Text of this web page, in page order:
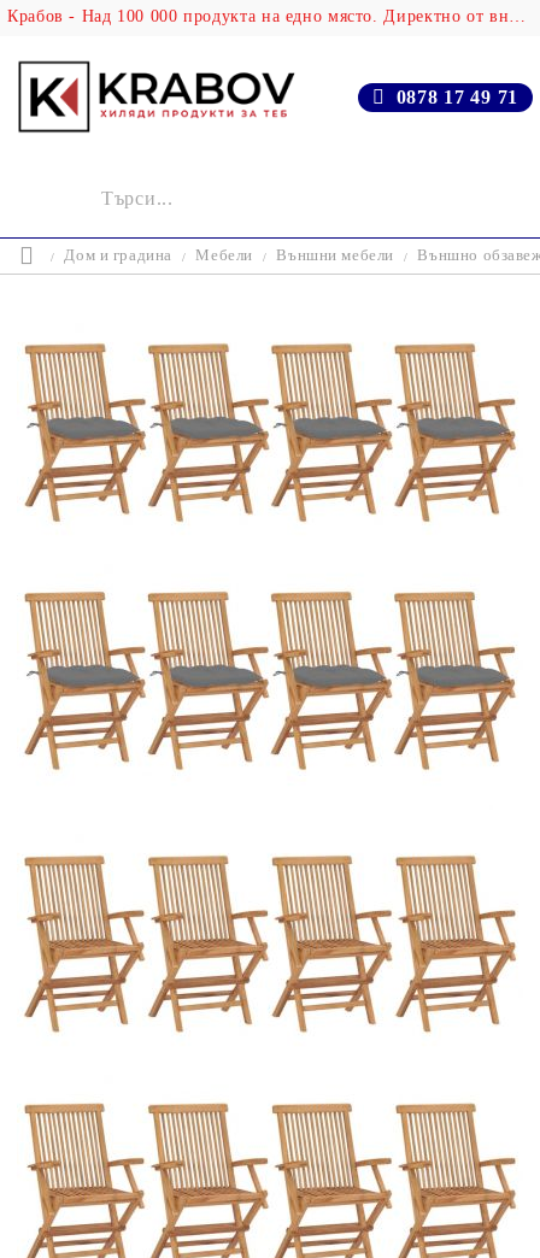
Крабов - Над 100 000 продукта на едно място. Директно от вносителя!
0878 17 49 71
Дом и градина Мебели Външни мебели Външно
Сподели Tweet